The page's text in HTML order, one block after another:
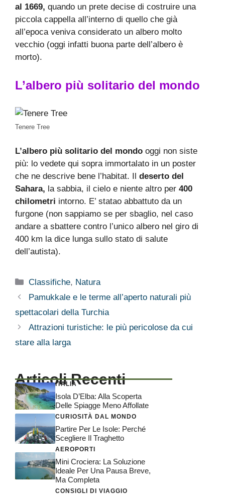
al 1669, quando un prete decise di costruire una
piccola cappella all’interno di quello che già
all’epoca veniva considerato un albero molto
vecchio (oggi infatti buona parte dell’albero è
morto).
L’albero più solitario del mondo
Tenere Tree
L’albero più solitario del mondo oggi non siste
più: lo vedete qui sopra immortalato in un poster
che ne descrive bene l’habitat. Il deserto del
Sahara, la sabbia, il cielo e niente altro per 400
chilometri intorno. E’ statao abbattuto da un
furgone (non sappiamo se per sbaglio, nel caso
andare a sbattere contro l’unico albero nel giro di
400 km la dice lunga sullo stato di salute
dell’autista).
Categorie
Classifiche, Natura
Pamukkale e le terme all’aperto naturali più
spettacolari della Turchia
Attrazioni turistiche: le più pericolose da cui
stare alla larga
Articoli Recenti
ITALIA
Isola D’Elba: Alla Scoperta
Delle Spiagge Meno Affollate
CURIOSITÀ DAL MONDO
Partire Per Le Isole: Perché
Scegliere Il Traghetto
AEROPORTI
Mini Crociera: La Soluzione
Ideale Per Una Pausa Breve,
Ma Completa
CONSIGLI DI VIAGGIO